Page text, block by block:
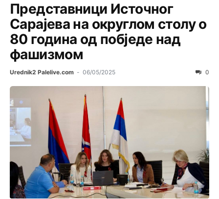
Представници Источног
Сарајева на округлом столу о
80 година од побједе над
фашизмом
Urednik2 Palelive.com - 06/05/2025 0